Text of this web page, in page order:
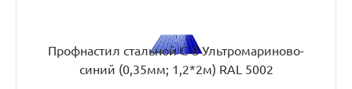
Профнастил стальной С-8 Ультромариново-
синий (0,35мм; 1,2*2м) RAL 5002